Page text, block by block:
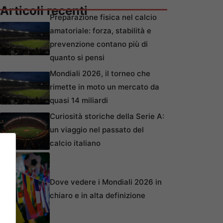
Articoli recentiPreparazione fisica nel calcio
amatoriale: forza, stabilità e
prevenzione contano più di
quanto si pensi
Mondiali 2026, il torneo che
rimette in moto un mercato da
quasi 14 miliardi
Curiosità storiche della Serie A:
un viaggio nel passato del
calcio italiano
Dove vedere i Mondiali 2026 in
chiaro e in alta definizione